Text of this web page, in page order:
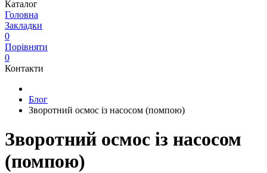
Каталог
Головна
Закладки
0
Порівняти
0
Контакти
Блог
Зворотний осмос із насосом (помпою)
Зворотний осмос із насосом
(помпою)